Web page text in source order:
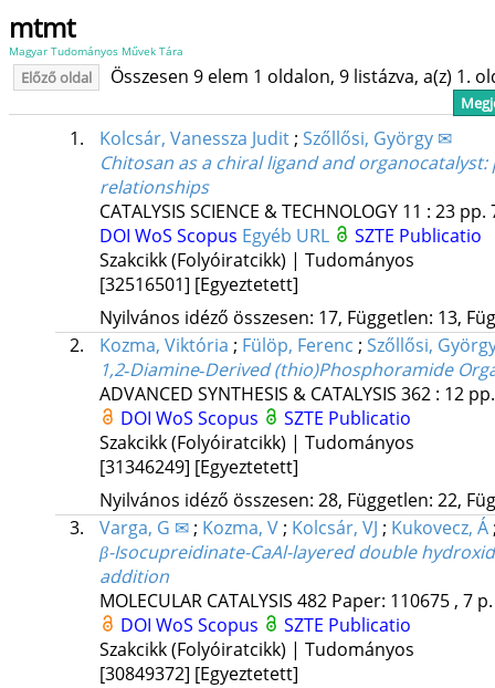
mtmt
Magyar Tudományos Művek Tára
Előző oldal Összesen 9 elem 1 oldalon, 9 listázva, a(z) 1.
1. Kolcsár, Vanessza Judit; Szőllősi, György ✉
Chitosan as a chiral ligand and
relationships
CATALYSIS SCIENCE & TECHNOLOGY 11 : 23 pp.
DOI WoS Scopus Egyéb URL
SZTE Publicatio
Szakcikk (Folyóiratcikk) | Tudományos
[32516501] [Egyeztetett]
Nyilvános idéző összesen: 17, Független: 13,
2.
Kozma, Viktória ; Fülöp, Ferenc ; Szőllősi,
1,2‐Diamine‐Derived (thio)Phosphoramide
ADVANCED SYNTHESIS & CATALYSIS 362: 12
DOI WoS Scopus
SZTE Publicatio
Szakcikk (Folyóiratcikk) | Tudományos
[31346249] [Egyeztetett]
Nyilvános idéző összesen: 28, Független: 22,
3.
Varga, G ✉; Kozma, V; Kolcsár, VJ ; Kukovecz, Á
β-Isocupreidinate-CaAl-layered double
addition
MOLECULAR CATALYSIS 482 Paper: 110675 , 7
DOI WoS Scopus
SZTE Publicatio
Szakcikk (Folyóiratcikk) | Tudományos
[30849372] [Egyeztetett]